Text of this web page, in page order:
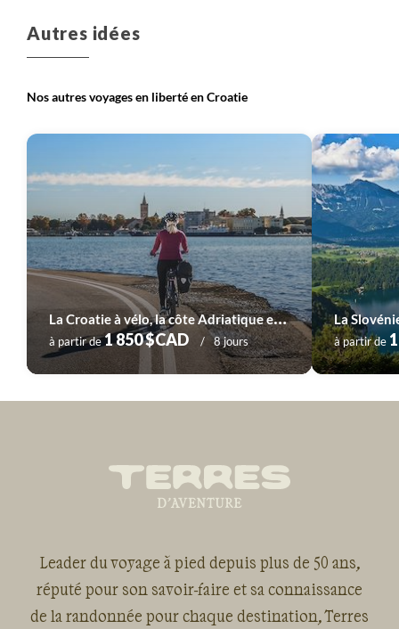
Autres idées
Nos autres voyages en liberté en Croatie
L
a Croatie à vélo, la côte Adriatique et ses îles
à partir de1 850 $CAD 8 jours à partir de
Leader du voyage à pied depuis plus de 50 ans,
réputé pour son savoir-faire et sa connaissance
de la randonnée pour chaque destination, Terres